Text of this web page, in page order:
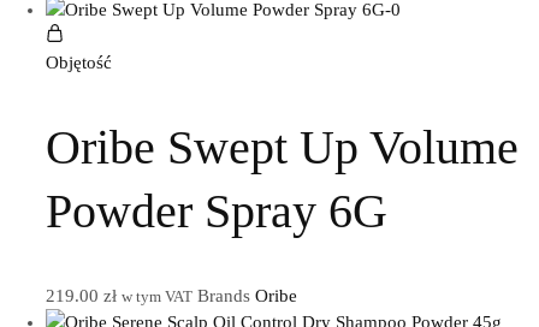
Objętość
Oribe Swept Up Volume
Powder Spray 6G
219.00 zł w tym VATBrands Oribe